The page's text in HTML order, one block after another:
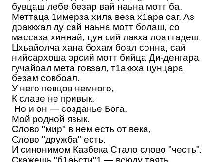
бувцаш лебе безар вай наьна мотт ба.
Меттаца 1имерза хила веза х1ара саг. Аз
доаккхал ду сай наьна мотт болаш, со
массаза хиннай, цун сий лакха лоаттадеш.
Цхьайолча хана бохам боал сонна, сай
нийсархоша эрсий мотт бийца Ди-денгара
гучайоал мета говзал, т1аккха цунцара
безам совбоал.
У него певцов немного,
К славе не привык.
Но и он — созданье Бога,
Мой родной язык.
Слово "мир" в нем есть от века,
Слово "дружба" есть.
И синонимом Казбека Стало слово "честь".
Скажешь "б1аьсти"1 — всюду таять